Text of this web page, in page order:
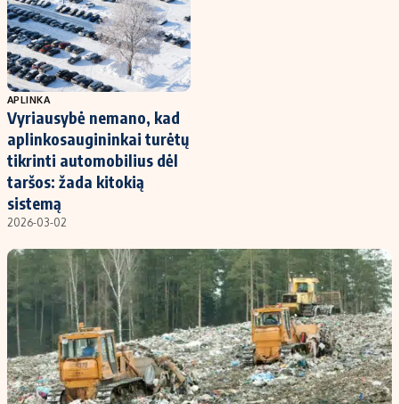
Regionų naujienos
Indėlių palūkanos
APLINKA
Vyriausybė nemano, kad
aplinkosaugininkai turėtų
tikrinti automobilius dėl
taršos: žada kitokią
sistemą
2026-03-02